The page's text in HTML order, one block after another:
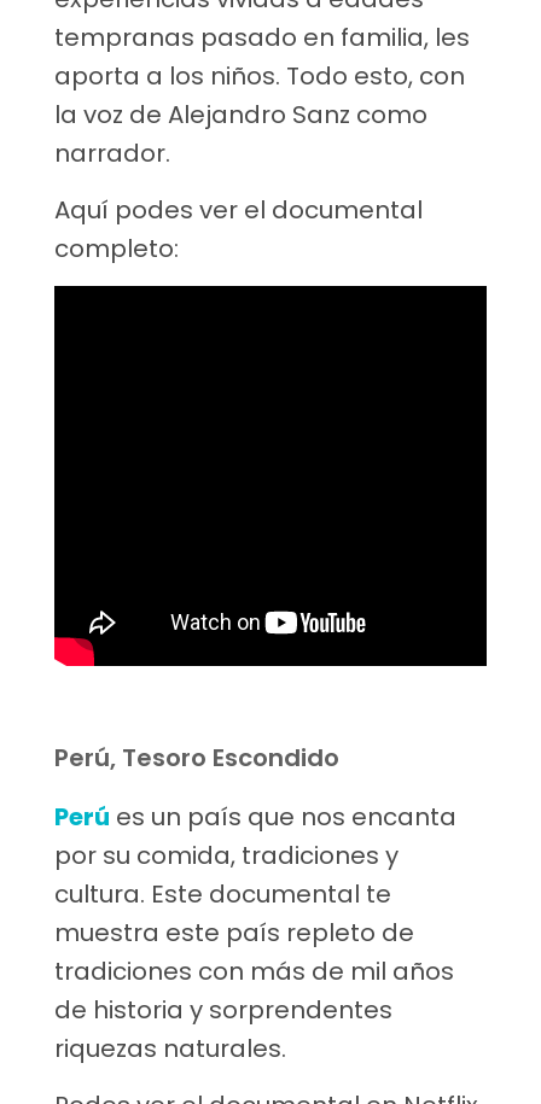
tempranas pasado en familia, les
aporta a los niños. Todo esto, con
la voz de Alejandro Sanz como
narrador.
Aquí podes ver el documental
completo:
Perú, Tesoro Escondido
Perú es un país que nos encanta
por su comida, tradiciones y
cultura. Este documental te
muestra este país repleto de
tradiciones con más de mil años
de historia y sorprendentes
riquezas naturales.